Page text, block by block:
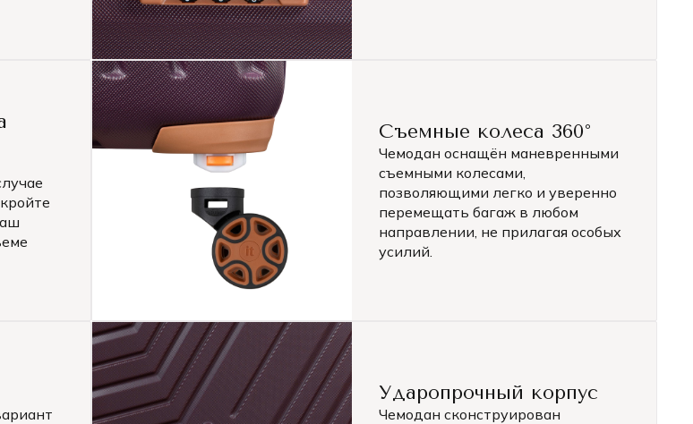
Съемные колеса 360°
Чемодан оснащён маневренными
съемными колесами,
позволяющими легко и уверенно
перемещать багаж в любом
направлении, не прилагая особых
усилий.
Ударопрочный корпус
Чемодан сконструирован